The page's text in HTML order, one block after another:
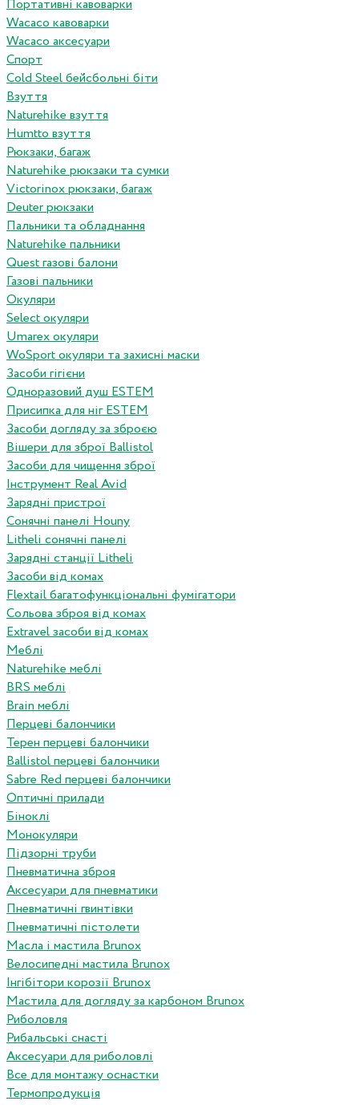
Портативні кавоварки
Wacaco кавоварки
Wacaco аксесуари
Спорт
Cold Steel бейсбольні біти
Взуття
Naturehike взуття
Humtto взуття
Рюкзаки, багаж
Naturehike рюкзаки та сумки
Victorinox рюкзаки, багаж
Deuter рюкзаки
Пальники та обладнання
Naturehike пальники
Quest газові балони
Газові пальники
Окуляри
Select окуляри
Umarex окуляри
WoSport окуляри та захисні маски
Засоби гігієни
Одноразовий душ ESTEM
Присипка для ніг ESTEM
Засоби догляду за зброєю
Вішери для зброї Ballistol
Засоби для чищення зброї
Інструмент Real Avid
Зарядні пристрої
Сонячні панелі Houny
Litheli сонячні панелі
Зарядні станції Litheli
Засоби від комах
Flextail багатофункціональні фумігатори
Сольова зброя від комах
Extravel засоби від комах
Меблі
Naturehike меблі
BRS меблі
Brain меблі
Перцеві балончики
Терен перцеві балончики
Ballistol перцеві балончики
Sabre Red перцеві балончики
Оптичні прилади
Біноклі
Монокуляри
Підзорні труби
Пневматична зброя
Аксесуари для пневматики
Пневматичні гвинтівки
Пневматичні пістолети
Масла і мастила Brunox
Велосипедні мастила Brunox
Інгібітори корозії Brunox
Мастила для догляду за карбоном Brunox
Риболовля
Рибальські снасті
Аксесуари для риболовлі
Все для монтажу оснастки
Термопродукція